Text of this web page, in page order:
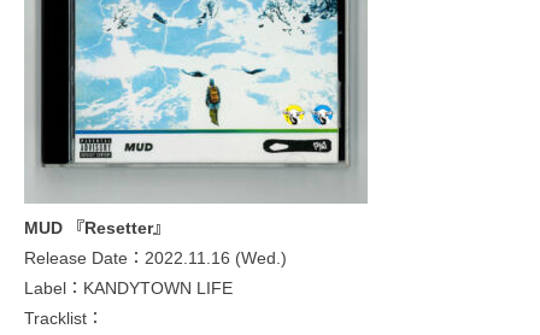
MUD 『Resetter』
Release Date：2022.11.16 (Wed.)
Label：KANDYTOWN LIFE
Tracklist：